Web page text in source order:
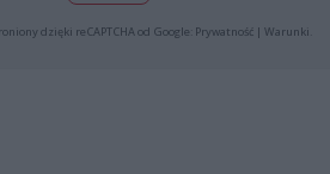
dzięki reCAPTCHA od Google: Prywatność| Warunki